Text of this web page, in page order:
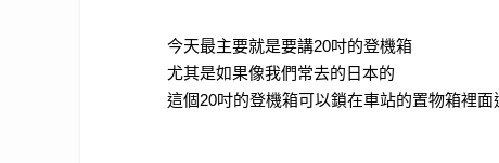
今天最主要就是要講20吋的登機箱
尤其是如果像我們常去的日本的
這個20吋的登機箱可以鎖在車站的置物箱裡面